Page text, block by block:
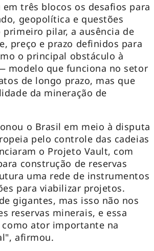
três blocos os desafios para
geopolítica e questões
pilar, a ausência de
preço e prazo definidos para
o principal obstáculo à
modelo que funciona no setor
de longo prazo, mas que
da mineração de
o Brasil em meio à disputa
pelo controle das cadeias
o Projeto Vault, com
construção de reservas
uma rede de instrumentos
para viabilizar projetos.
gigantes, mas isso não nos
reservas minerais, e essa
ator importante na
afirmou.